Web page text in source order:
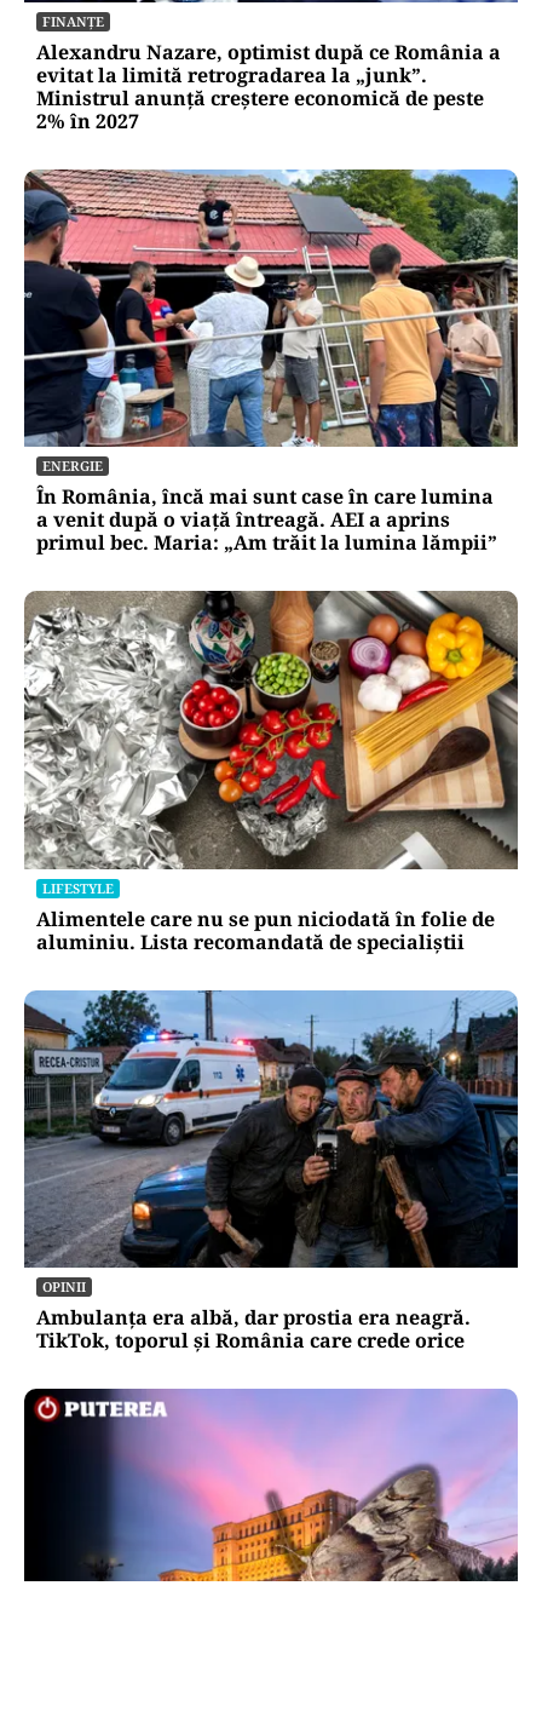
FINANȚE
Alexandru Nazare, optimist după ce România a
evitat la limită retrogradarea la „junk”.
Ministrul anunță creștere economică de peste
2% în 2027
ENERGIE
În România, încă mai sunt case în care lumina
a venit după o viață întreagă. AEI a aprins
primul bec. Maria: „Am trăit la lumina lămpii”
LIFESTYLE
Alimentele care nu se pun niciodată în folie de
aluminiu. Lista recomandată de specialiștii
OPINII
Ambulanța era albă, dar prostia era neagră.
TikTok, toporul și România care crede orice